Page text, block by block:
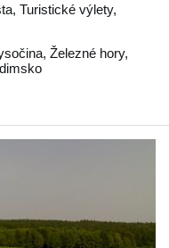
Turistické výlety,
, Železné hory,